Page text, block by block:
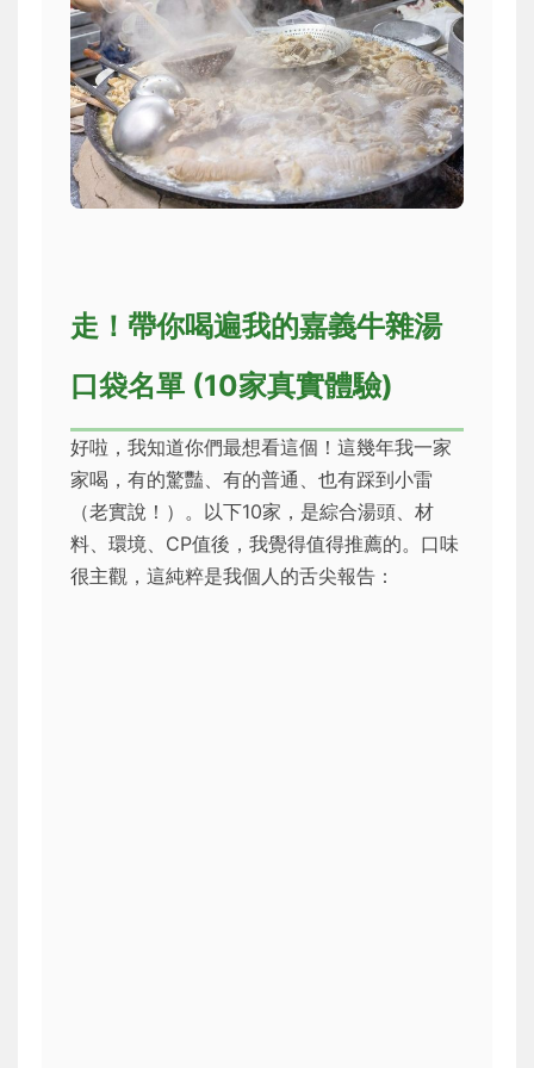
走！帶你喝遍我的嘉義牛雜湯
口袋名單 (10家真實體驗)
好啦，我知道你們最想看這個！這幾年我一家
家喝，有的驚豔、有的普通、也有踩到小雷
（老實說！）。以下10家，是綜合湯頭、材
料、環境、CP值後，我覺得值得推薦的。口味
很主觀，這純粹是我個人的舌尖報告：